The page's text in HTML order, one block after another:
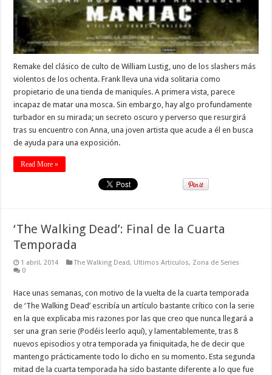
Remake del clásico de culto de William Lustig, uno de los slashers más
violentos de los ochenta. Frank lleva una vida solitaria como
propietario de una tienda de maniquíes. A primera vista, parece
incapaz de matar una mosca. Sin embargo, hay algo profundamente
turbador en su mirada; un secreto oscuro y perverso que resurgirá
tras su encuentro con Anna, una joven artista que acude a él en busca
de ayuda para una exposición.
Read More »
‘The Walking Dead’: Final de la Cuarta
Temporada
1 abril, 2014 The Walking Dead, Ultimos Articulos, Zona de Series
0
Hace unas semanas, con motivo de la vuelta de la cuarta temporada
de ‘The Walking Dead’ escribía un artículo bastante crítico con la serie
en la que explicaba mis razones por las que creo que nunca llegará a
ser una gran serie (Podéis leerlo aquí), y lamentablemente, tras 8
nuevos episodios y otra temporada ya finiquitada, he de decir que
mantengo prácticamente todo lo dicho en su momento. Esta segunda
mitad de la cuarta temporada ha sido bastante diferente a lo que fue